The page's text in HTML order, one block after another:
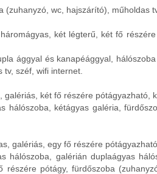
(zuhanyzó, wc, hajszárító), műholdas
háromágyas, két légterű, két fő
ággyal és kanapéággyal,
széf, wifi internet.
galériás, két fő részére pótágyazható,
hálószoba, kétágyas galéria,
galériás, egy fő részére
hálószoba, galérián duplaágyas
pótágy, fürdőszoba